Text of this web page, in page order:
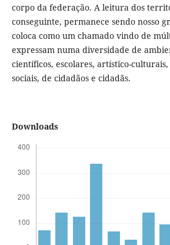
corpo da federação. A leitura dos
conseguinte, permanece sendo nosso
coloca como um chamado vindo de
expressam numa diversidade de
científicos, escolares, artístico-
sociais, de cidadãos e cidadãs.
Downloads